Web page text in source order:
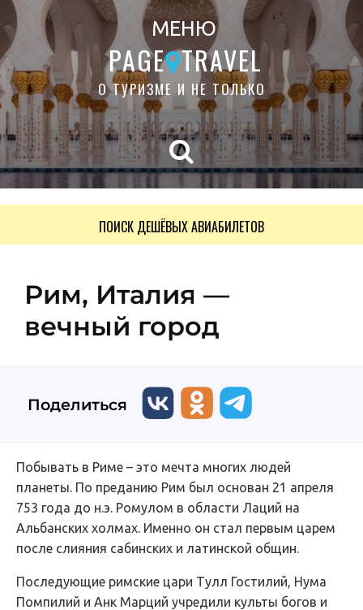
МЕНЮ
PAGE TRAVEL
О ТУРИЗМЕ И НЕ ТОЛЬКО
ПОИСК ДЕШЁВЫХ АВИАБИЛЕТОВ
Рим, Италия —
вечный город
Поделиться
Побывать в Риме – это мечта многих людей
планеты. По преданию Рим был основан 21 апреля
753 года до н.э. Ромулом в области Лаций на
Альбанских холмах. Именно он стал первым царем
после слияния сабинских и латинской общин.
Последующие римские цари Тулл Гостилий, Нума
Помпилий и Анк Марций учредили культы богов и